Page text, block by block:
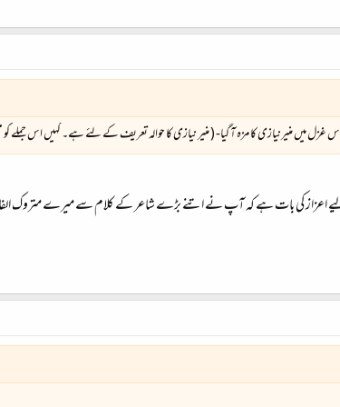
منیرنیازی کا مزہ آ گیا- ( منیر نیازی کا حوالہ تعریف کے لئے ہے۔ کہیں اس جملے کو
اعزاز کی بات ہے کہ آپ نے اتنے بڑے شاعر کے کلام سے میرے متروک الفاظ